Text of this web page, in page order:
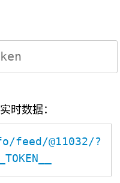
时数据：
@11032/?